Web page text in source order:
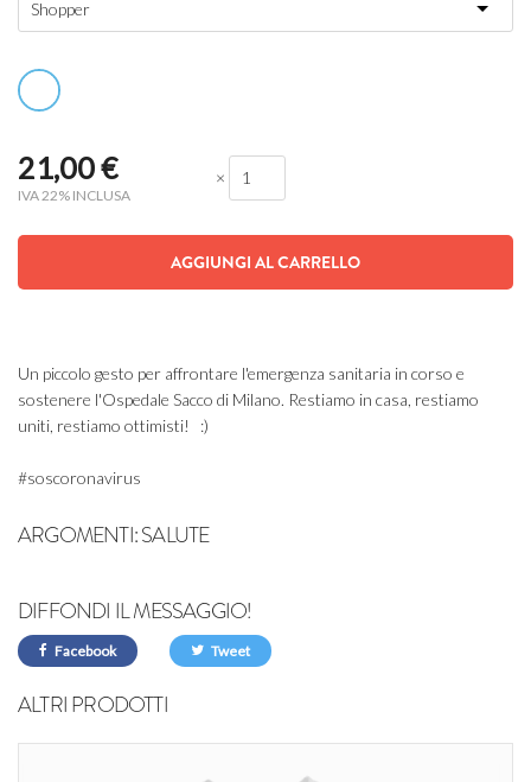
21,00€
IVA 22% INCLUSA
×
AGGIUNGI AL CARRELLO
Un piccolo gesto per affrontare l'emergenza sanitaria in corso e
sostenere l'Ospedale Sacco di Milano. Restiamo in casa, restiamo
uniti, restiamo ottimisti! :)
#soscoronavirus
ARGOMENTI:SALUTE
DIFFONDI IL MESSAGGIO!
Facebook Tweet
ALTRI PRODOTTI